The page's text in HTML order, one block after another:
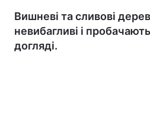
Вишневі та сливові
невибагливі і
догляді.